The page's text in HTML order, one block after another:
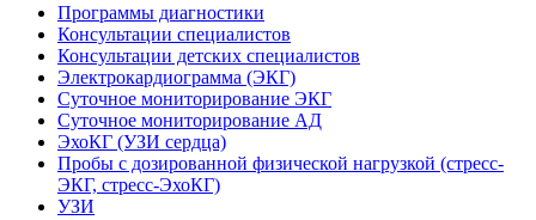
Программы диагностики
Консультации специалистов
Консультации детских специалистов
Электрокардиограмма (ЭКГ)
Суточное мониторирование ЭКГ
Суточное мониторирование АД
ЭхоКГ (УЗИ сердца)
Пробы с дозированной физической нагрузкой (стресс-
ЭКГ, стресс-ЭхоКГ)
УЗИ